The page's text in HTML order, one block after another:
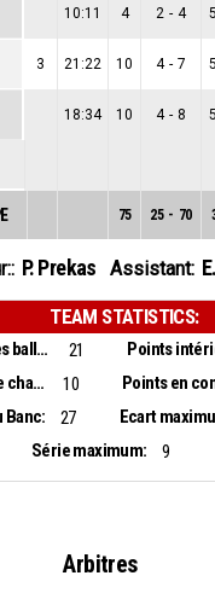
10:11 4 2 - 4
3 21:22 10 4 - 7
18:34 10 4 - 8
75 25 - 70
P. Prekas Assistant:
TEAM STATISTICS:
Points après balles perdues: 21 Points
Points 2ème chance:
10
Banc:
27 Ecart
Série maximum:
9
Arbitres